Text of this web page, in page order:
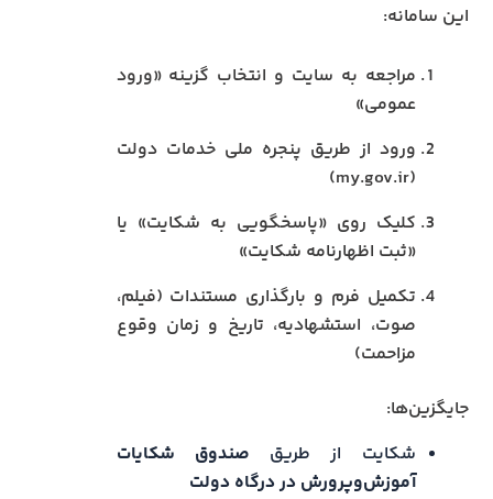
این سامانه:
مراجعه به سایت و انتخاب گزینه «ورود
عمومی»
ورود از طریق پنجره ملی خدمات دولت
(my.gov.ir)
کلیک روی «پاسخگویی به شکایت» یا
«ثبت اظهارنامه شکایت»
تکمیل فرم و بارگذاری مستندات (فیلم،
صوت، استشهادیه، تاریخ و زمان وقوع
مزاحمت)
جایگزین‌ها:
شکایت از طریق صندوق شکایات
آموزش‌وپرورش در درگاه دولت